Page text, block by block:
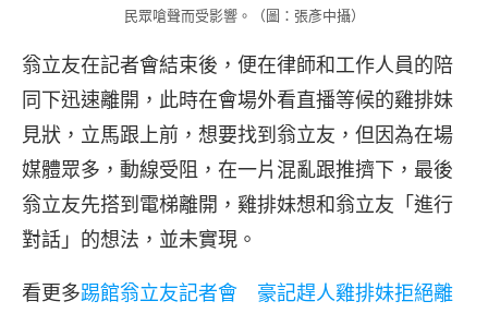
民眾嗆聲而受影響。（圖：張彥中攝）
翁立友在記者會結束後，便在律師和工作人員的陪
同下迅速離開，此時在會場外看直播等候的雞排妹
見狀，立馬跟上前，想要找到翁立友，但因為在場
媒體眾多，動線受阻，在一片混亂跟推擠下，最後
翁立友先搭到電梯離開，雞排妹想和翁立友「進行
對話」的想法，並未實現。
看更多踢館翁立友記者會 豪記趕人雞排妹拒絕離